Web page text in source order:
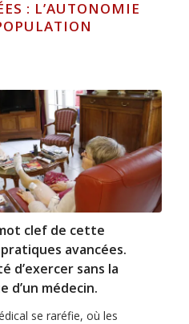
: L’AUTONOMIE
clef de cette
avancées.
d’exercer sans la
d’un médecin.
se raréfie, où les